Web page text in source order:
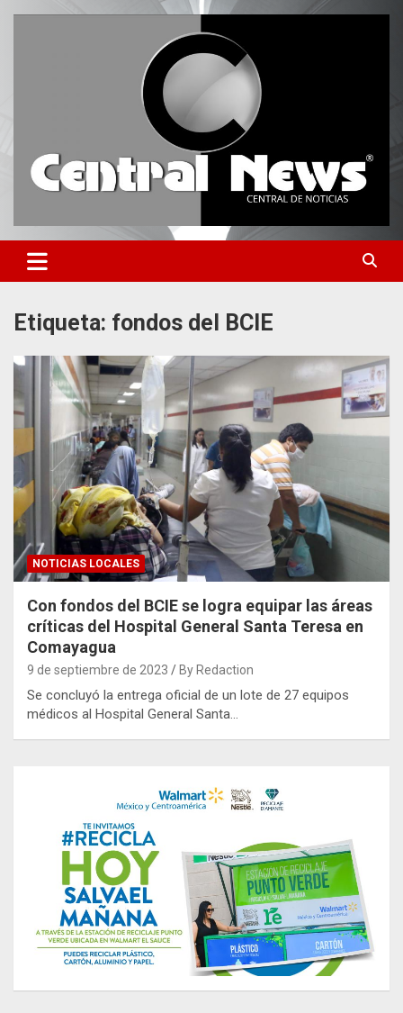
Central News HN
Etiqueta: fondos del BCIE
NOTICIAS LOCALES
Con fondos del BCIE se logra equipar las áreas
críticas del Hospital General Santa Teresa en
Comayagua
9 de septiembre de 2023 By Redaction
Se concluyó la entrega oficial de un lote de 27 equipos
médicos al Hospital General Santa…